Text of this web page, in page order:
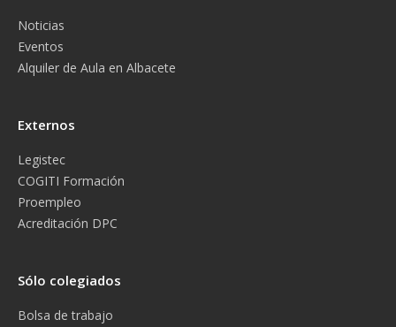
Noticias
Eventos
Alquiler de Aula en Albacete
Externos
Legistec
COGITI Formación
Proempleo
Acreditación DPC
Sólo colegiados
Bolsa de trabajo